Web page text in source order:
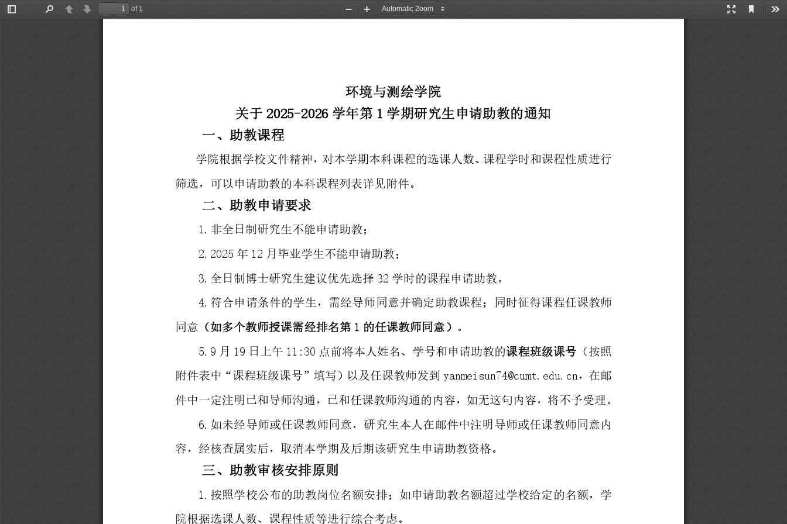
Toggle
PreviousNext
of 1
Presentation
Current
Zoom
Zoom
环境与测绘学院
关于 2025-2026 学年第 1 学期研究生 申请助教的通知
一、 助教课程
学院根据学校文件精神，对本学期本科课程的选课 人 数、课程学时和课程性质进行
筛选， 可以 申请助教的本科课程列 表详 见附件。
二、 助教申请要求
1 . 非全 日 制 研究生不能申请助教；
2. 2025 年 1 2 月 毕业学生不能申请助教；
3. 全 日 制博士研究生建议优先选择 32 学时的课程申请助教。
4. 符合申 请条件的学生 ， 需经导师 同意并确定助教课程； 同时征得课程任课教师
同意 （如多个教师授课需经排名第 1 的任课教师同意） 。
5. 9 月 1 9 日 上午 1 1 : 30 点前将本 人 姓名、 学号和申请助教的课程班级课号 （按照
附件表中“ 课程班级课号” 填写） 以 及任课教师发到 yanmei sun74@
cum
t . edu. cn，在邮
件中一定注明 已和导师沟通 ， 已和任课教师沟通的内容，如无这句 内容，将不予受理 。
6. 如未经导师或任课教师同意， 研究生本 人 在邮件中注明导师或任课教师同意内
容， 经核查属实后， 取消本学期及 后期该研究生 申请助教资格。
三、 助教审核安排原则
1 . 按照学校公布的助教岗位名额安排； 如申请助教名额超过学校给定 的名额， 学
院根据选课 人 数、 课程性质等进行综合考虑。